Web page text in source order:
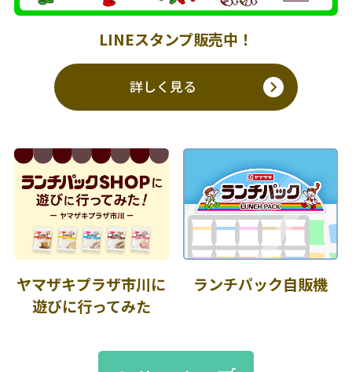
LINEスタンプ販売中！
詳しく見る
ヤマザキプラザ市川に
遊びに行ってみた
ランチパック自販機